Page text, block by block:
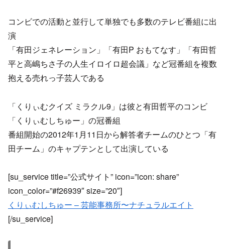
コンビでの活動と並行して単独でも多数のテレビ番組に出
演
「有田ジェネレーション」「有田P おもてなす」「有田哲
平と高嶋ちさ子の人生イロイロ超会議」など冠番組を複数
抱える売れっ子芸人である
「くりぃむクイズ ミラクル9」は彼と有田哲平のコンビ
「くりぃむしちゅー」の冠番組
番組開始の2012年1月11日から解答者チームのひとつ「有
田チーム」のキャプテンとして出演している
[su_service title=”公式サイト” icon=”icon: share”
icon_color=”#f26939″ size=”20″]
くりぃむしちゅー – 芸能事務所〜ナチュラルエイト
[/su_service]